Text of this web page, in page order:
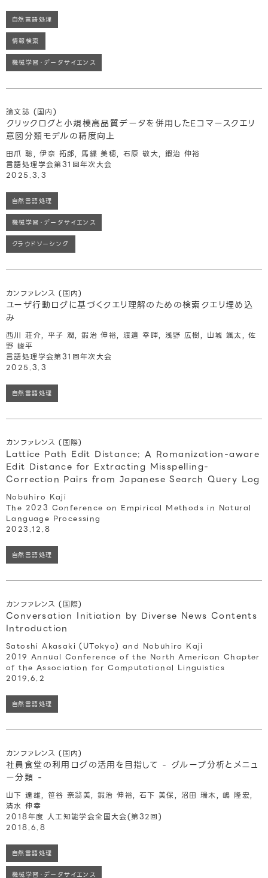
自然言語処理
情報検索
機械学習・データサイエンス
論文誌 (国内)
クリックログと小規模高品質データを併用したEコマースクエリ
意図分類モデルの精度向上
田爪 聡, 伊奈 拓郎, 馬緤 美穂, 石原 敬大, 鍜治 伸裕
言語処理学会第31回年次大会
2025.3.3
自然言語処理
機械学習・データサイエンス
クラウドソーシング
カンファレンス (国内)
ユーザ行動ログに基づくクエリ理解のための検索クエリ埋め込
み
西川 荘介, 平子 潤, 鍜治 伸裕, 渡邉 幸暉, 浅野 広樹, 山城 颯太, 佐
野 峻平
言語処理学会第31回年次大会
2025.3.3
自然言語処理
カンファレンス (国際)
Lattice Path Edit Distance: A Romanization-aware
Edit Distance for Extracting Misspelling-
Correction Pairs from Japanese Search Query Log
Nobuhiro Kaji
The 2023 Conference on Empirical Methods in Natural
Language Processing
2023.12.8
自然言語処理
カンファレンス (国際)
Conversation Initiation by Diverse News Contents
Introduction
Satoshi Akasaki (UTokyo) and Nobuhiro Kaji
2019 Annual Conference of the North American Chapter
of the Association for Computational Linguistics
2019.6.2
自然言語処理
カンファレンス (国内)
社員食堂の利用ログの活用を目指して - グループ分析とメニュ
ー分類 -
山下 達雄, 笹谷 奈翁美, 鍜治 伸裕, 石下 美保, 沼田 瑞木, 嶋 隆宏,
清水 伸幸
2018年度 人工知能学会全国大会(第32回)
2018.6.8
自然言語処理
機械学習・データサイエンス